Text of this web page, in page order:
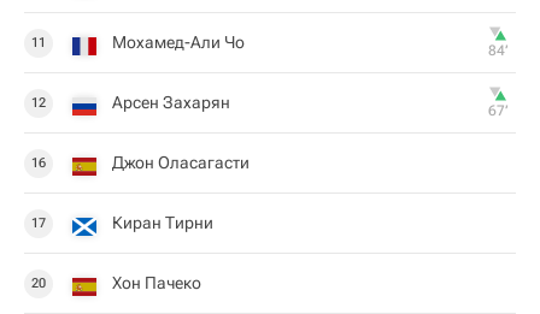
11 Мохамед-Али Чо 84‎’‎
12 Арсен Захарян 67‎’‎
16 Джон Оласагасти
17 Киран Тирни
20 Хон Пачеко